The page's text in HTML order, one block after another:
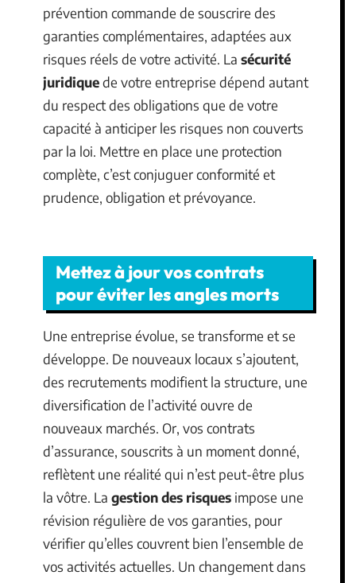
prévention commande de souscrire des
garanties complémentaires, adaptées aux
risques réels de votre activité. La sécurité
juridiquede votre entreprise dépend autant
du respect des obligations que de votre
capacité à anticiper les risques non couverts
par la loi. Mettre en place une protection
complète, c’est conjuguer conformité et
prudence, obligation et prévoyance.
Mettez à jour vos contrats
pour éviter les angles morts
Une entreprise évolue, se transforme et se
développe. De nouveaux locaux s’ajoutent,
des recrutements modifient la structure, une
diversification de l’activité ouvre de
nouveaux marchés. Or, vos contrats
d’assurance, souscrits à un moment donné,
reflètent une réalité qui n’est peut-être plus
la vôtre. La gestion des risques impose une
révision régulière de vos garanties, pour
vérifier qu’elles couvrent bien l’ensemble de
vos activités actuelles. Un changement dans